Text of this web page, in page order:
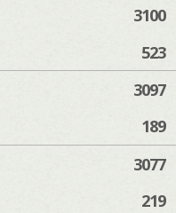
3100
523
3097
189
3077
219